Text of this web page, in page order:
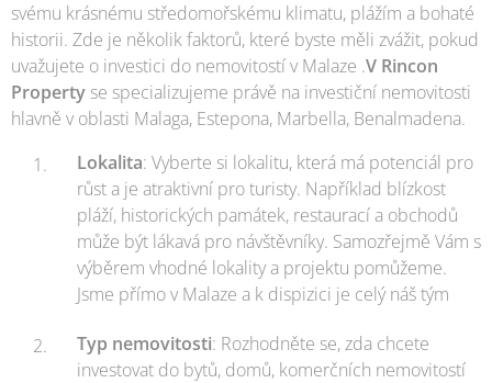
svému krásnému středomořskému klimatu, plážím a bohaté
historii. Zde je několik faktorů, které byste měli zvážit, pokud
uvažujete o investici do nemovitostí v Malaze .V Rincon
Property se specializujeme právě na investiční nemovitosti
hlavně v oblasti Malaga, Estepona, Marbella, Benalmadena.
Lokalita: Vyberte si lokalitu, která má potenciál pro
růst a je atraktivní pro turisty. Například blízkost
pláží, historických památek, restaurací a obchodů
může být lákavá pro návštěvníky. Samozřejmě Vám s
výběrem vhodné lokality a projektu pomůžeme.
Jsme přímo v Malaze a k dispizici je celý náš tým
Typ nemovitosti: Rozhodněte se, zda chcete
investovat do bytů, domů, komerčních nemovitostí